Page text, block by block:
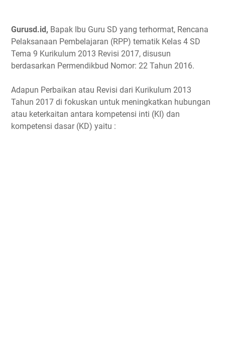
Gurusd.id, Bapak Ibu Guru SD yang terhormat, Rencana
Pelaksanaan Pembelajaran (RPP) tematik Kelas 4 SD
Tema 9 Kurikulum 2013 Revisi 2017, disusun
berdasarkan Permendikbud Nomor: 22 Tahun 2016.
Adapun Perbaikan atau Revisi dari Kurikulum 2013
Tahun 2017 di fokuskan untuk meningkatkan hubungan
atau keterkaitan antara kompetensi inti (KI) dan
kompetensi dasar (KD) yaitu :